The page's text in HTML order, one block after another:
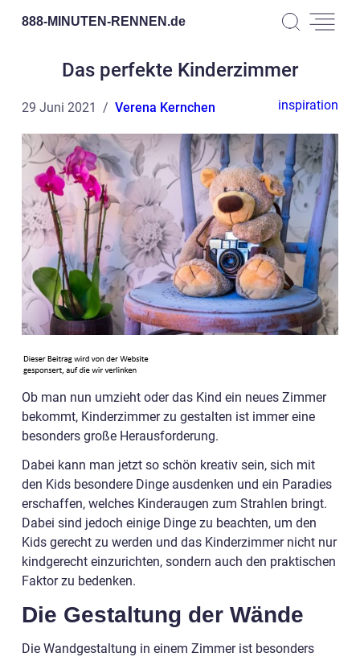
888-MINUTEN-RENNEN.de
Das perfekte Kinderzimmer
29 Juni 2021 Verena Kernchen inspiration
Ob man nun umzieht oder das Kind ein neues Zimmer
bekommt, Kinderzimmer zu gestalten ist immer eine
besonders große Herausforderung.
Dabei kann man jetzt so schön kreativ sein, sich mit
den Kids besondere Dinge ausdenken und ein Paradies
erschaffen, welches Kinderaugen zum Strahlen bringt.
Dabei sind jedoch einige Dinge zu beachten, um den
Kids gerecht zu werden und das Kinderzimmer nicht nur
kindgerecht einzurichten, sondern auch den praktischen
Faktor zu bedenken.
Die Gestaltung der Wände
Die Wandgestaltung in einem Zimmer ist besonders